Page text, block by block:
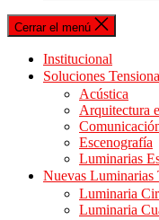
Cerrar el menú
Institucional
Soluciones
Acústica
Arquitectura
Escenografía
Luminarias
Nuevas Luminarias
Luminaria
Luminaria